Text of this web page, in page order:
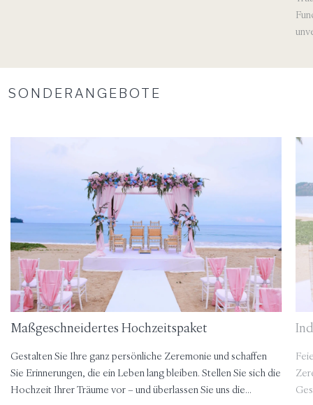
SONDERANGEBOTE
Maßgeschneidertes Hochzeitspaket
Gestalten Sie Ihre ganz persönliche Zeremonie und schaffen
Sie Erinnerungen, die ein Leben lang bleiben. Stellen Sie sich die
Hochzeit Ihrer Träume vor – und überlassen Sie uns die